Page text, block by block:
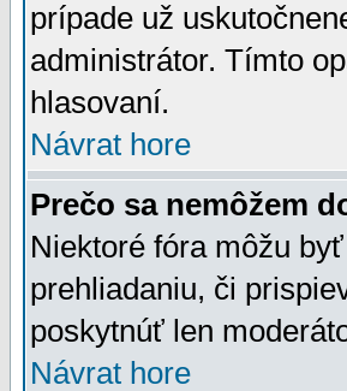
prípade už
administrátor. Tímto
hlasovaní.
Návrat hore
Prečo sa nemôžem
Niektoré fóra môžu
prehliadaniu, či
poskytnúť len
Návrat hore